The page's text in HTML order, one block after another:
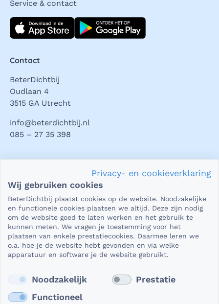
Service & contact
Download direct
Contact
BeterDichtbij
Oudlaan 4
3515 GA Utrecht
info@beterdichtbij.nl
085 – 27 35 398
Privacy en veiligheid
Als het gaat om je gezondheid, dan is het natuurlijk heel
kunt stellen. En dat je er zeker van bent dat wat je deelt,
niet in verkeerde handen valt. Daar kun je op rekenen bij
BeterDichtbij.
Lees verder
Privacy- en cookieverklaring
Wij gebruiken cookies
BeterDichtbij plaatst cookies op de website. Noodzakelijke
en functionele cookies plaatsen we altijd. Deze zijn nodig
om de website goed te laten werken en het gebruik te
kunnen meten. We vragen je toestemming voor het
plaatsen van enkele prestatiecookies. Daarmee leren we
o.a. hoe je de website hebt gevonden en via welke
apparatuur en software je de website gebruikt.
Noodzakelijk
Prestatie
Functioneel